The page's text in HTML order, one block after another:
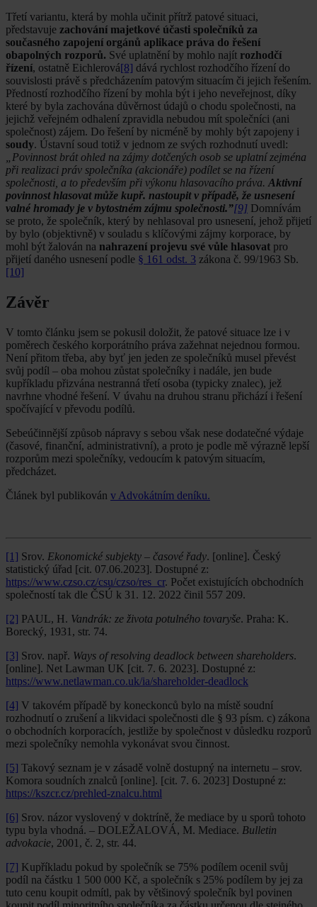
Třetí variantu, která by mohla učinit přítrž patové situaci,
představuje zachování majetkové účasti společníků za
současného zapojení orgánů aplikace práva do řešení
obapolných rozporů. Své uplatnění by mohlo najít rozhodčí
řízení, ostatně Eichlerová[8] dává rychlost rozhodčího řízení do
souvislosti právě s předcházením patovým situacím či jejich řešením.
Předností rozhodčího řízení by mohla být i jeho neveřejnost, díky
které by byla zachována důvěrnost údajů o chodu společnosti, na
jejichž veřejném odhalení zpravidla nebudou mít společníci (ani
společnost) zájem. Do řešení by nicméně by mohly být zapojeny i
soudy. Ústavní soud totiž v jednom ze svých rozhodnutí uvedl:
„Povinnost brát ohled na zájmy dotčených osob se uplatní zejména
při realizaci práv společníka (akcionáře) podílet se na řízení
společnosti, a to především při výkonu hlasovacího práva. Aktivní
povinnost hlasovat může kupř. nastoupit v případě, že usnesení
valné hromady je v bytostném zájmu společnosti.”[9] Domnívám
se proto, že společník, který by nehlasoval pro usnesení, jehož přijetí
by bylo (objektivně) v souladu s klíčovými zájmy korporace, by
mohl být žalován na nahrazení projevu své vůle hlasovat pro
přijetí daného usnesení podle § 161 odst. 3 zákona č. 99/1963 Sb.
[10]
Závěr
V tomto článku jsem se pokusil doložit, že patové situace lze i v
poměrech českého korporátního práva zažehnat nejednou formou.
Není přitom třeba, aby byť jen jeden ze společníků musel převést
svůj podíl – oba mohou zůstat společníky i nadále, jen bude
kupříkladu přizvána nestranná třetí osoba (typicky znalec), jež
navrhne vhodné řešení. V úvahu na druhou stranu přichází i řešení
spočívající v převodu podílů.
Sebeúčinnější způsob nápravy s sebou však nese dodatečné výdaje
(časové, finanční, administrativní), a proto je podle mě výrazně lepší
rozporům mezi společníky, vedoucím k patovým situacím,
předcházet.
Článek byl publikován v Advokátním deníku.
[1] Srov. Ekonomické subjekty – časové řady. [online]. Český
statistický úřad [cit. 07.06.2023]. Dostupné z:
https://www.czso.cz/csu/czso/res_cr. Počet existujících obchodních
společností tak dle ČSÚ k 31. 12. 2022 činil 557 209.
[2] PAUL, H. Vandrák: ze života potulného tovaryše. Praha: K.
Borecký, 1931, str. 74.
[3] Srov. např. Ways of resolving deadlock between shareholders.
[online]. Net Lawman UK [cit. 7. 6. 2023]. Dostupné z:
https://www.netlawman.co.uk/ia/shareholder-deadlock
[4] V takovém případě by koneckonců bylo na místě soudní
rozhodnutí o zrušení a likvidaci společnosti dle § 93 písm. c) zákona
o obchodních korporacích, jestliže by společnost v důsledku rozporů
mezi společníky nemohla vykonávat svou činnost.
[5] Takový seznam je v zásadě volně dostupný na internetu – srov.
Komora soudních znalců [online]. [cit. 7. 6. 2023] Dostupné z:
https://kszcr.cz/prehled-znalcu.html
[6] Srov. názor vyslovený v doktríně, že mediace by u sporů tohoto
typu byla vhodná. – DOLEŽALOVÁ, M. Mediace. Bulletin
advokacie, 2001, č. 2, str. 44.
[7] Kupříkladu pokud by společník se 75% podílem ocenil svůj
podíl na částku 1 500 000 Kč, a společník s 25% podílem by jej za
tuto cenu koupit odmítl, pak by většinový společník byl povinen